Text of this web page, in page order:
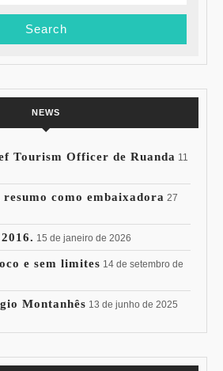
NEWS
Tourism Officer de Ruanda 11
como embaixadora 27
15 de janeiro de 2026
e sem limites 14 de setembro de
Montanhês 13 de junho de 2025